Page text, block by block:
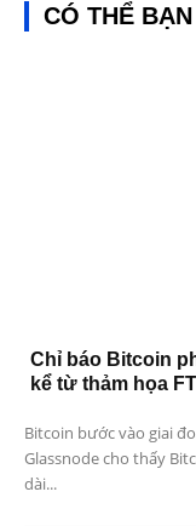
CÓ THỂ
Chỉ báo Bitcoin
kể từ thảm họa
Bitcoin bước vào giai
Glassnode cho thấy
dài...